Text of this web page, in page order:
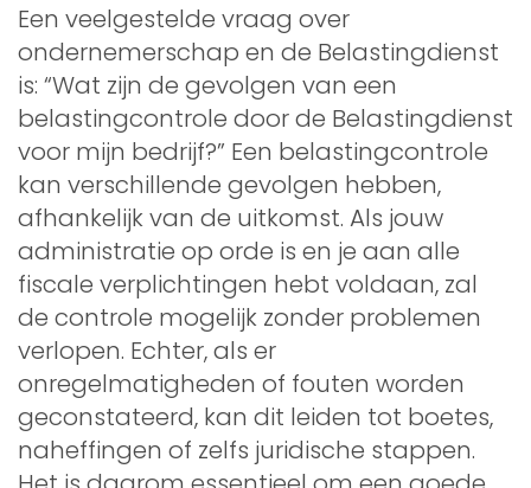
Een veelgestelde vraag over
ondernemerschap en de Belastingdienst
is: “Wat zijn de gevolgen van een
belastingcontrole door de Belastingdienst
voor mijn bedrijf?” Een belastingcontrole
kan verschillende gevolgen hebben,
afhankelijk van de uitkomst. Als jouw
administratie op orde is en je aan alle
fiscale verplichtingen hebt voldaan, zal
de controle mogelijk zonder problemen
verlopen. Echter, als er
onregelmatigheden of fouten worden
geconstateerd, kan dit leiden tot boetes,
naheffingen of zelfs juridische stappen.